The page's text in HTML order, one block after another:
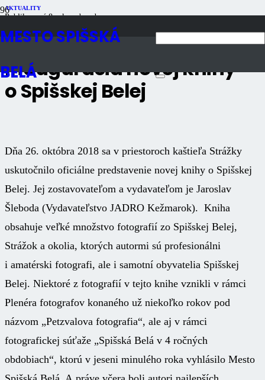
MESTO SPIŠSKÁ
BELÁ
AKTUALITY
Publikované8 rokov dozadu
Inaugurácia novej knihy
o Spišskej Belej
Dňa 26. októbra 2018 sa v priestoroch kaštieľa Strážky
uskutočnilo oficiálne predstavenie novej knihy o Spišskej
Belej. Jej zostavovateľom a vydavateľom je Jaroslav
Šleboda (Vydavateľstvo JADRO Kežmarok). Kniha
obsahuje veľké množstvo fotografií zo Spišskej Belej,
Strážok a okolia, ktorých autormi sú profesionálni
i amatérski fotografi, ale i samotní obyvatelia Spišskej
Belej. Niektoré z fotografií v tejto knihe vznikli v rámci
Plenéra fotografov konaného už niekoľko rokov pod
názvom „Petzvalova fotografia“, ale aj v rámci
fotografickej súťaže „Spišská Belá v 4 ročných
obdobiach“, ktorú v jeseni minulého roka vyhlásilo Mesto